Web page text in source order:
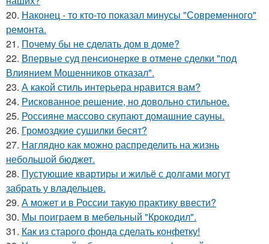
20. Наконец - то кто-то показал минусы "Современного"
ремонта.
21. Почему бы не сделать дом в доме?
22. Впервые суд пенсионерке в отмене сделки "под
Влиянием Мошенников отказал".
23. А какой стиль интерьера нравится вам?
24. Рискованное решение, но довольно стильное.
25. Россияне массово скупают домашние сауны.
26. Громоздкие сушилки бесят?
27. Наглядно как можно распределить на жизнь
небольшой бюджет.
28. Пустующие квартиры и жильё с долгами могут
забрать у владельцев.
29. А может и в России такую практику ввести?
30. Мы поиграем в мебельный "Крокодил".
31. Как из старого фонда сделать конфетку!